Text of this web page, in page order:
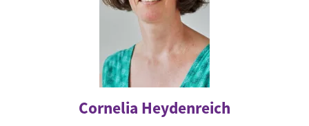
Cornelia Heydenreich